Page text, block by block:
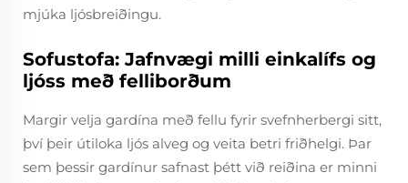
mjúka ljósbreiðingu.
Sofustofa: Jafnvægi milli einkalífs og
ljóss með felliborðum
Margir velja gardína með fellu fyrir svefnherbergi sitt,
því þeir útiloka ljós alveg og veita betri friðhelgi. Þar
sem þessir gardínur safnast þétt við reiðina er minni